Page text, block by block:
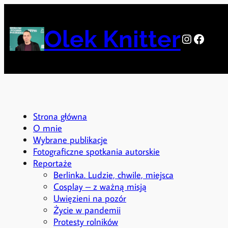
treści
Olek Knitter
Strona główna
O mnie
Wybrane publikacje
Fotograficzne spotkania autorskie
Reportaże
Berlinka. Ludzie, chwile, miejsca
Cosplay – z ważną misją
Uwięzieni na pozór
Życie w pandemii
Protesty rolników